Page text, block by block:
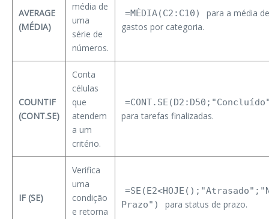
AVERAGE
(MÉDIA)
média de
uma
série de
números.
=MÉDIA(C2:C10)
para a média de
gastos por categoria.
COUNTIF
(CONT.SE)
Conta
células
que
atendem
a um
critério.
para tarefas finalizadas.
IF (SE)
Verifica
uma
condição
e retorna
Prazo")
para status de prazo.